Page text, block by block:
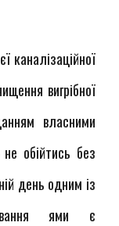
каналізаційної
вигрібної
власними
обійтись без
день одним із
ями є